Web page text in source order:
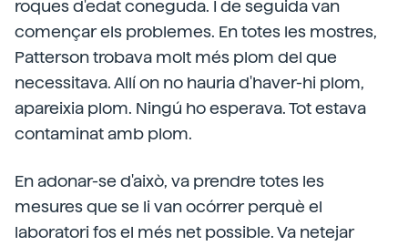
roques d'edat coneguda. I de seguida van
començar els problemes. En totes les mostres,
Patterson trobava molt més plom del que
necessitava. Allí on no hauria d'haver-hi plom,
apareixia plom. Ningú ho esperava. Tot estava
contaminat amb plom.
En adonar-se d'això, va prendre totes les
mesures que se li van ocórrer perquè el
laboratori fos el més net possible. Va netejar